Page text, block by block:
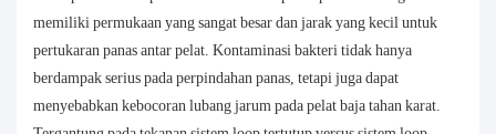
memiliki permukaan yang sangat besar dan jarak yang kecil untuk
pertukaran panas antar pelat. Kontaminasi bakteri tidak hanya
berdampak serius pada perpindahan panas, tetapi juga dapat
menyebabkan kebocoran lubang jarum pada pelat baja tahan karat.